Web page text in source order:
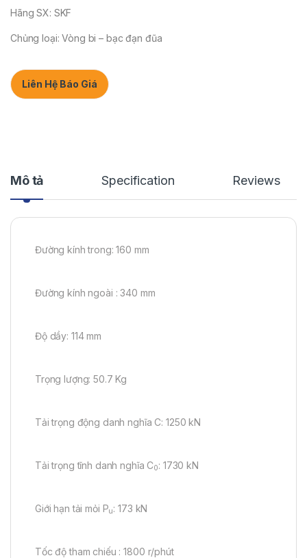
Hãng SX: SKF
Chủng loại: Vòng bi – bạc đạn đũa
Liên Hệ Báo Giá
Mô tả Specification Reviews
Đường kính trong: 160 mm
Đường kính ngoài : 340 mm
Độ dầy: 114 mm
Trọng lượng: 50.7 Kg
Tải trọng động danh nghĩa C: 1250 kN
Tải trọng tĩnh danh nghĩa C0: 1730 kN
Giới hạn tải mỏi Pu: 173 kN
Tốc độ tham chiếu : 1800 r/phút